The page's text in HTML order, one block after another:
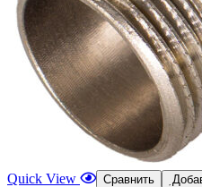
Quick View Сравнить